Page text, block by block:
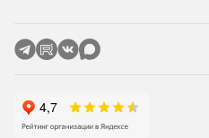
WinZip Enterprise, чтобы
задачам организации-
компонент, помогающий IT-
выполнять архивацию и